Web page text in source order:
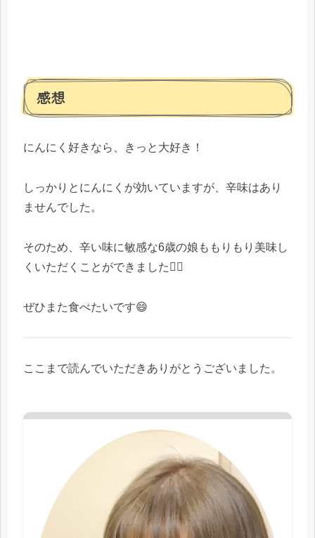
感想
にんにく好きなら、きっと大好き！
しっかりとにんにくが効いていますが、辛味はあり
ませんでした。
そのため、辛い味に敏感な6歳の娘ももりもり美味し
くいただくことができました🙆‍♀️
ぜひまた食べたいです😄
ここまで読んでいただきありがとうございました。